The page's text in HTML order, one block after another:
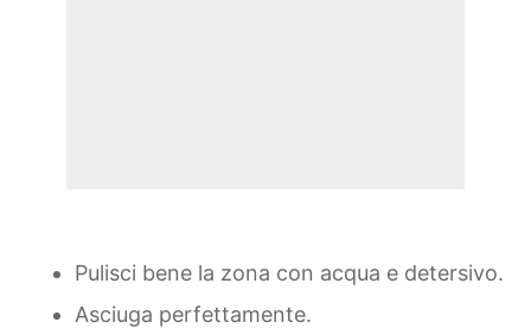
Pulisci bene la zona con acqua e detersivo.
Asciuga perfettamente.